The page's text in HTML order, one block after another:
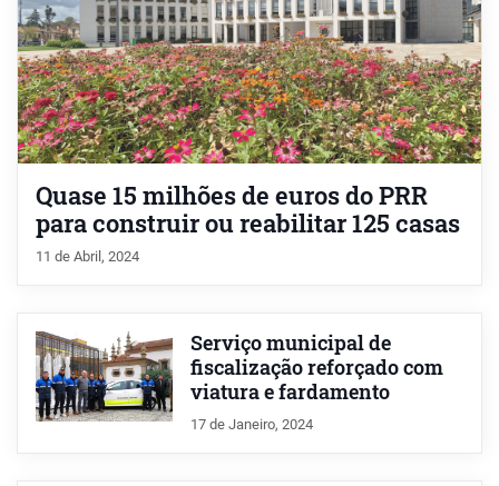
Quase 15 milhões de euros do PRR
para construir ou reabilitar 125 casas
11 de Abril, 2024
Serviço municipal de
fiscalização reforçado com
viatura e fardamento
17 de Janeiro, 2024